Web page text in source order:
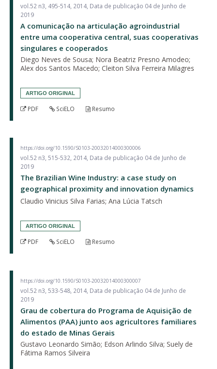
vol.52 n3, 495-514, 2014, Data de publicação 04 de Junho de
2019
A comunicação na articulação agroindustrial
entre uma cooperativa central, suas cooperativas
singulares e cooperados
Diego Neves de Sousa; Nora Beatriz Presno Amodeo;
Alex dos Santos Macedo; Cleiton Silva Ferreira Milagres
ARTIGO ORIGINAL
PDF SciELO Resumo
https://doi.org/10.1590/S0103-20032014000300006
vol.52 n3, 515-532, 2014, Data de publicação 04 de Junho de
2019
The Brazilian Wine Industry: a case study on
geographical proximity and innovation dynamics
Claudio Vinicius Silva Farias; Ana Lúcia Tatsch
ARTIGO ORIGINAL
PDF SciELO Resumo
https://doi.org/10.1590/S0103-20032014000300007
vol.52 n3, 533-548, 2014, Data de publicação 04 de Junho de
2019
Grau de cobertura do Programa de Aquisição de
Alimentos (PAA) junto aos agricultores familiares
do estado de Minas Gerais
Gustavo Leonardo Simão; Edson Arlindo Silva; Suely de
Fátima Ramos Silveira